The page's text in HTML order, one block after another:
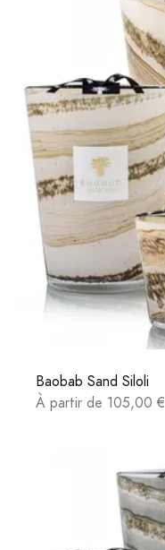
Baobab Sand Siloli
À partir de 105,00 €